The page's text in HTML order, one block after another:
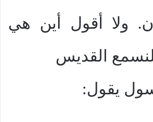
ولا أقول أين هي
القديس
يقول: